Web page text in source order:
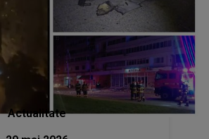
Actualitate